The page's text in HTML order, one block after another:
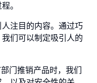
。
注目的内容。通过巧
们可以制定吸引人的
门推销产品时，我们